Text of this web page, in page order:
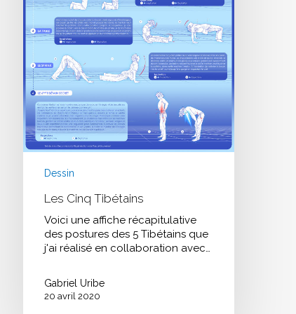
Dessin
Les Cinq Tibétains
Voici une affiche récapitulative
des postures des 5 Tibétains que
j'ai réalisé en collaboration avec…
Gabriel Uribe
20 avril 2020